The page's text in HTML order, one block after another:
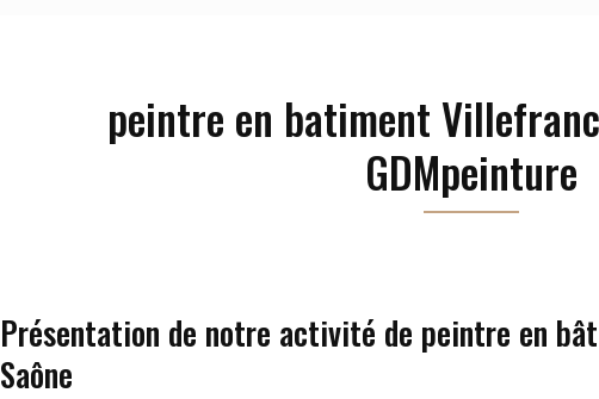
peintre en batiment
GDMpeinture
Présentation de notre activité de peintre en
Saône